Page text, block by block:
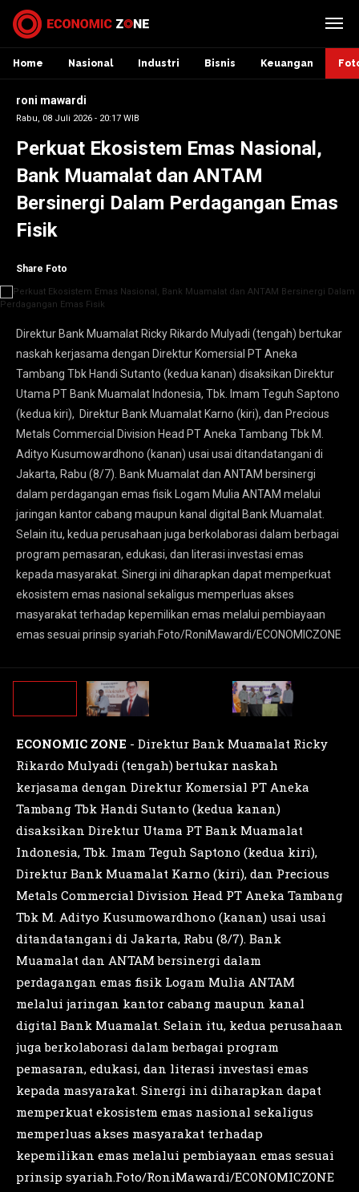
Home Nasional Industri Bisnis Keuangan
roni mawardi
Rabu, 08 Juli 2026 - 20:17 WIB
Perkuat Ekosistem Emas Nasional,
Bank Muamalat dan ANTAM
Bersinergi Dalam Perdagangan Emas
Fisik
Share Foto
Direktur Bank Muamalat Ricky Rikardo Mulyadi (tengah) bertukar
naskah kerjasama dengan Direktur Komersial PT Aneka
Tambang Tbk Handi Sutanto (kedua kanan) disaksikan Direktur
Utama PT Bank Muamalat Indonesia, Tbk. Imam Teguh Saptono
(kedua kiri), Direktur Bank Muamalat Karno (kiri), dan Precious
Metals Commercial Division Head PT Aneka Tambang Tbk M.
Adityo Kusumowardhono (kanan) usai usai ditandatangani di
Jakarta, Rabu (8/7). Bank Muamalat dan ANTAM bersinergi
dalam perdagangan emas fisik Logam Mulia ANTAM melalui
jaringan kantor cabang maupun kanal digital Bank Muamalat.
Selain itu, kedua perusahaan juga berkolaborasi dalam berbagai
program pemasaran, edukasi, dan literasi investasi emas
kepada masyarakat. Sinergi ini diharapkan dapat memperkuat
ekosistem emas nasional sekaligus memperluas akses
masyarakat terhadap kepemilikan emas melalui pembiayaan
emas sesuai prinsip syariah.Foto/RoniMawardi/ECONOMICZONE
ECONOMIC ZONE - Direktur Bank Muamalat Ricky
Rikardo Mulyadi (tengah) bertukar naskah
kerjasama dengan Direktur Komersial PT Aneka
Tambang Tbk Handi Sutanto (kedua kanan)
disaksikan Direktur Utama PT Bank Muamalat
Indonesia, Tbk. Imam Teguh Saptono (kedua kiri),
Direktur Bank Muamalat Karno (kiri), dan Precious
Metals Commercial Division Head PT Aneka Tambang
Tbk M. Adityo Kusumowardhono (kanan) usai usai
ditandatangani di Jakarta, Rabu (8/7). Bank
Muamalat dan ANTAM bersinergi dalam
perdagangan emas fisik Logam Mulia ANTAM
melalui jaringan kantor cabang maupun kanal
digital Bank Muamalat. Selain itu, kedua perusahaan
juga berkolaborasi dalam berbagai program
pemasaran, edukasi, dan literasi investasi emas
kepada masyarakat. Sinergi ini diharapkan dapat
memperkuat ekosistem emas nasional sekaligus
memperluas akses masyarakat terhadap
kepemilikan emas melalui pembiayaan emas sesuai
prinsip syariah.Foto/RoniMawardi/ECONOMICZONE